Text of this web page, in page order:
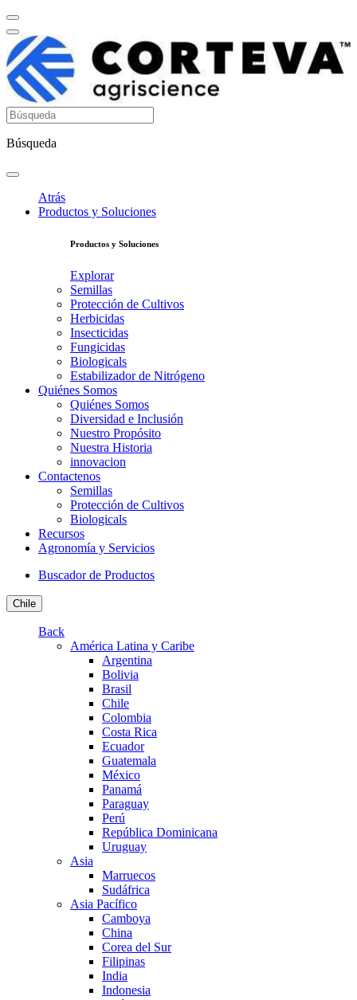
Búsqueda
Atrás
Productos y Soluciones
Productos y Soluciones
Explorar
Semillas
Protección de Cultivos
Herbicidas
Insecticidas
Fungicidas
Biologicals
Estabilizador de Nitrógeno
Quiénes Somos
Quiénes Somos
Diversidad e Inclusión
Nuestro Propósito
Nuestra Historia
innovacion
Contactenos
Semillas
Protección de Cultivos
Biologicals
Recursos
Agronomía y Servicios
Buscador de Productos
Chile
Back
América Latina y Caribe
Argentina
Bolivia
Brasil
Chile
Colombia
Costa Rica
Ecuador
Guatemala
México
Panamá
Paraguay
Perú
República Dominicana
Uruguay
Asia
Marruecos
Sudáfrica
Asia Pacífico
Camboya
China
Corea del Sur
Filipinas
India
Indonesia